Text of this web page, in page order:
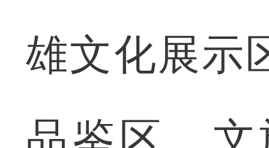
雄文化展示
品鉴区、